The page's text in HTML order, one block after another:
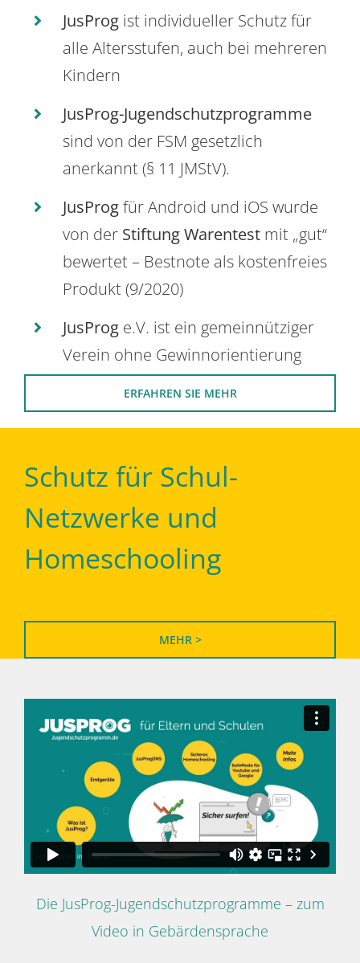
JusProg ist individueller Schutz für
alle Altersstufen, auch bei mehreren
Kindern
JusProg-Jugendschutzprogramme
sind von der FSM gesetzlich
anerkannt (§ 11 JMStV).
JusProgfür Android und iOS wurde
von der Stiftung Warentest mit „gut“
bewertet – Bestnote als kostenfreies
Produkt (9/2020)
JusProg e.V. ist ein gemeinnütziger
Verein ohne Gewinnorientierung
ERFAHREN SIE MEHR
Schutz für Schul-
Netzwerke und
Homeschooling
MEHR >
Die JusProg-Jugendschutzprogramme – zum
Video in Gebärdensprache